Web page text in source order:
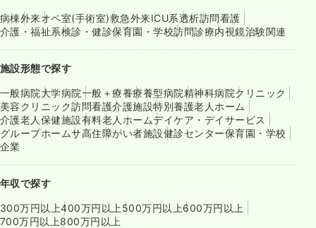
病棟外来オペ室(手術室)救急外来ICU系透析訪問看護
介護・福祉系検診・健診保育園・学校訪問診療内視鏡治験関連
施設形態で探す
一般病院大学病院一般＋療養療養型病院精神科病院クリニック
美容クリニック訪問看護介護施設特別養護老人ホーム
介護老人保健施設有料老人ホームデイケア・デイサービス
グループホームサ高住障がい者施設健診センター保育園・学校
企業
年収で探す
300万円以上400万円以上 500万円以上600万円以上
700万円以上800万円以上